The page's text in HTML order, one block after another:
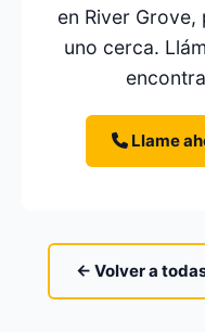
en River
uno cerca.
Llame
← Volver a